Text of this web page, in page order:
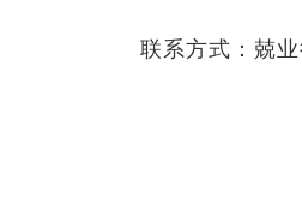
联系方式：兢